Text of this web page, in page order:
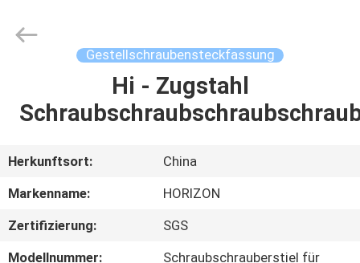
ÜBER
UNS
2017
Rights
ECER
Gestellschraubensteckfassung
Hi - Zugstahl
Herkunftsort:
China
Markenname:
HORIZON
Zertifizierung:
SGS
Modellnummer:
Schraubschrauberstiel für